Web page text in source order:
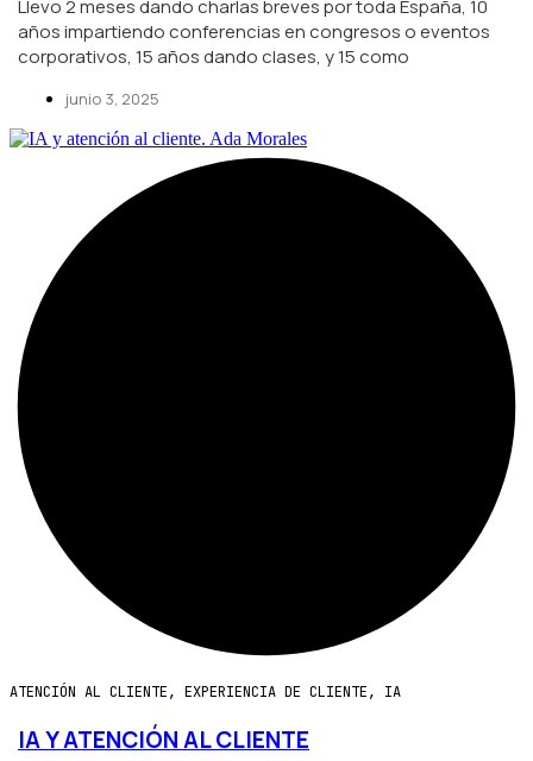
Llevo 2 meses dando charlas breves por toda España, 10
años impartiendo conferencias en congresos o eventos
corporativos, 15 años dando clases, y 15 como
junio 3, 2025
ATENCIÓN AL CLIENTE, EXPERIENCIA DE CLIENTE, IA
IA Y ATENCIÓN AL CLIENTE